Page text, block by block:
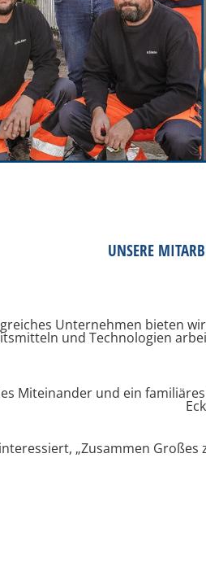
UNSERE
Unternehmen bieten
und Technologien
Miteinander und ein
„Zusammen